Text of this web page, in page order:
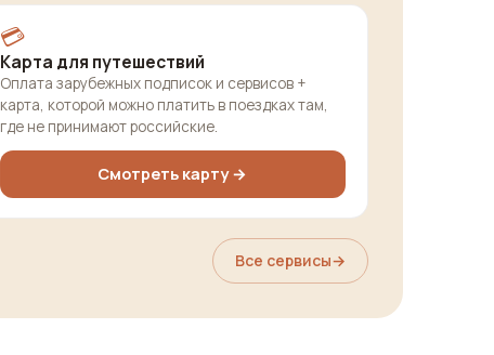
💳
Карта для путешествий
Оплата зарубежных подписок и сервисов +
карта, которой можно платить в поездках там,
где не принимают российские.
Смотреть карту →
Все сервисы→